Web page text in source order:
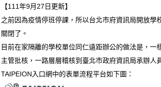
【111年9月27日更新】
之前因為疫情停班停課，所以台北市府資訊局開放
關閉了。
目前在家隔離的學校單位同仁遠距辦公的做法是，
主管批核，一路層層稽核到臺北市政府資訊局承辦人
TAIPEION入口網中的表單流程平台如下圖：